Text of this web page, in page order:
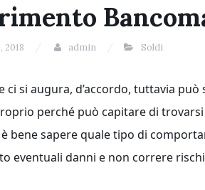
2018 admin Soldi
ci si augura, d’accordo, tuttavia
perché può capitare di
bene sapere quale tipo di
eventuali danni e non correre